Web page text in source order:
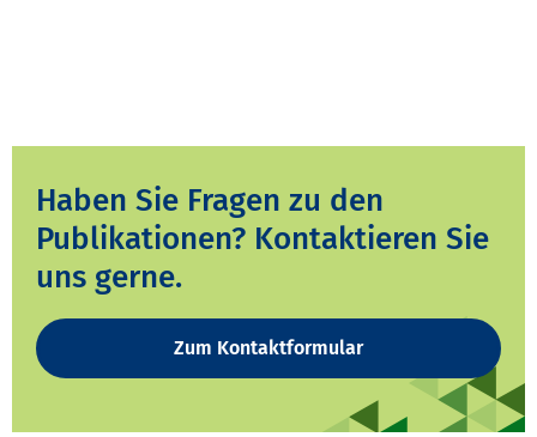
Haben Sie Fragen zu den
Publikationen? Kontaktieren Sie
uns gerne.
Zum Kontaktformular